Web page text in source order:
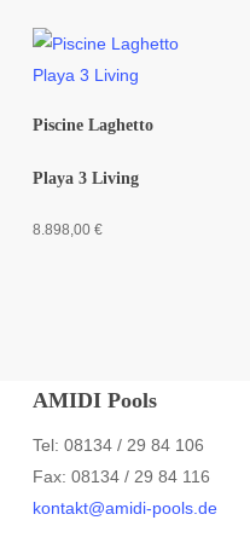
Piscine Laghetto
Playa 3 Living
8.898,00 €
AMIDI Pools
Tel: 08134 / 29 84 106
Fax: 08134 / 29 84 116
kontakt@amidi-pools.de